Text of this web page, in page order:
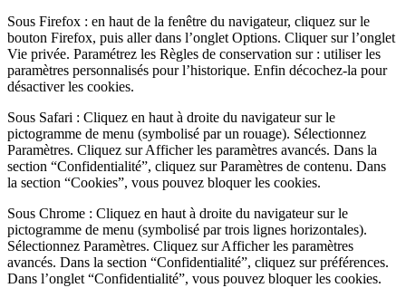
Sous Firefox : en haut de la fenêtre du navigateur, cliquez sur le
bouton Firefox, puis aller dans l’onglet Options. Cliquer sur l’onglet
Vie privée. Paramétrez les Règles de conservation sur : utiliser les
paramètres personnalisés pour l’historique. Enfin décochez-la pour
désactiver les cookies.
Sous Safari : Cliquez en haut à droite du navigateur sur le
pictogramme de menu (symbolisé par un rouage). Sélectionnez
Paramètres. Cliquez sur Afficher les paramètres avancés. Dans la
section “Confidentialité”, cliquez sur Paramètres de contenu. Dans
la section “Cookies”, vous pouvez bloquer les cookies.
Sous Chrome : Cliquez en haut à droite du navigateur sur le
pictogramme de menu (symbolisé par trois lignes horizontales).
Sélectionnez Paramètres. Cliquez sur Afficher les paramètres
avancés. Dans la section “Confidentialité”, cliquez sur préférences.
Dans l’onglet “Confidentialité”, vous pouvez bloquer les cookies.